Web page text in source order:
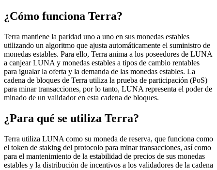
¿Cómo funciona Terra?
Terra mantiene la paridad uno a uno en sus monedas estables
utilizando un algoritmo que ajusta automáticamente el suministro de
monedas estables. Para ello, Terra anima a los poseedores de LUNA
a canjear LUNA y monedas estables a tipos de cambio rentables
para igualar la oferta y la demanda de las monedas estables. La
cadena de bloques de Terra utiliza la prueba de participación (PoS)
para minar transacciones, por lo tanto, LUNA representa el poder de
minado de un validador en esta cadena de bloques.
¿Para qué se utiliza Terra?
Terra utiliza LUNA como su moneda de reserva, que funciona como
el token de staking del protocolo para minar transacciones, así como
para el mantenimiento de la estabilidad de precios de sus monedas
estables y la distribución de incentivos a los validadores de la cadena